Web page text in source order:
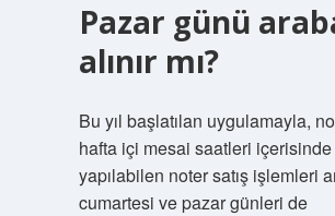
Pazar günü
alınır mı?
Bu yıl başlatılan uygulamayla,
hafta içi mesai saatleri içerisinde
yapılabilen noter satış işlemleri
cumartesi ve pazar günleri de